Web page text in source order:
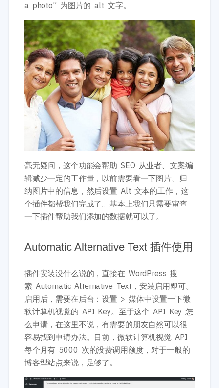
a photo” 为图片的 alt 文字。
毫无疑问，这个功能会帮助 SEO 从业者、文案编
辑减少一定的工作量，以前需要看一下图片、归
纳图片中的信息，然后设置 Alt 文本的工作，这
个插件都帮我们完成了。基本上我们只需要审查
一下插件帮助我们添加的数据就可以了。
Automatic Alternative Text 插件使用
插件安装没什么说的，直接在 WordPress 搜
索 Automatic Alternative Text，安装启用即可。
启用后，需要在后台：设置 > 媒体中设置一下微
软计算机视觉的 API Key。至于这个 API Key 怎
么申请，在这里不说，有需要的朋友自然可以很
容易找到申请办法。目前，微软计算机视觉 API
每个月有 5000 次的没费调用额度，对于一般的
博客型站点来说，足够了。